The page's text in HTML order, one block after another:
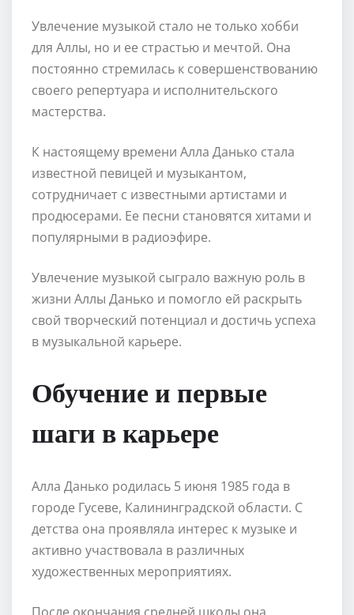
Увлечение музыкой стало не только хобби
для Аллы, но и ее страстью и мечтой. Она
постоянно стремилась к совершенствованию
своего репертуара и исполнительского
мастерства.
К настоящему времени Алла Данько стала
известной певицей и музыкантом,
сотрудничает с известными артистами и
продюсерами. Ее песни становятся хитами и
популярными в радиоэфире.
Увлечение музыкой сыграло важную роль в
жизни Аллы Данько и помогло ей раскрыть
свой творческий потенциал и достичь успеха
в музыкальной карьере.
Обучение и первые
шаги в карьере
Алла Данько родилась 5 июня 1985 года в
городе Гусеве, Калининградской области. С
детства она проявляла интерес к музыке и
активно участвовала в различных
художественных мероприятиях.